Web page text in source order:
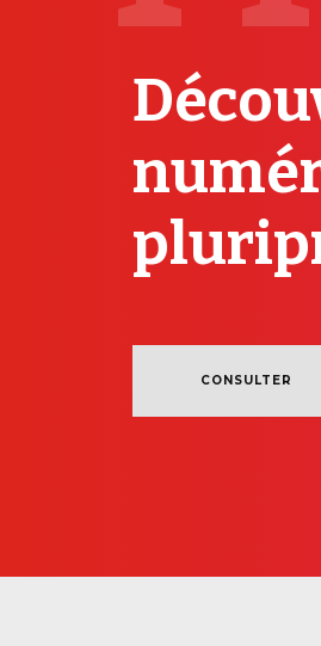
CONSULTER